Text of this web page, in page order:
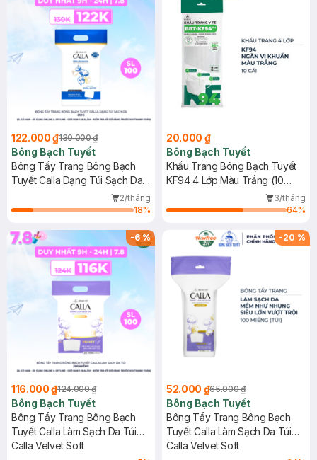
122.000 ₫130.000 ₫
Bông Bạch Tuyết
Bông Tẩy Trang Bông Bạch
Tuyết Calla Dạng Túi Sạch Da
2/tháng
18%
20.000 ₫
Bông Bạch Tuyết
Khẩu Trang Bông Bạch Tuyết
KF94 4 Lớp Màu Trắng (10
3/tháng
64%
-6%
116.000 ₫124.000 ₫
Bông Bạch Tuyết
Bông Tẩy Trang Bông Bạch
Tuyết Calla Làm Sạch Da Túi
200 Miếng
Calla Velvet Soft
-20 %
52.000 ₫65.000 ₫
Bông Bạch Tuyết
Bông Tẩy Trang Bông Bạch
Tuyết Calla Làm Sạch Da Túi
100 Miếng
Calla Velvet Soft